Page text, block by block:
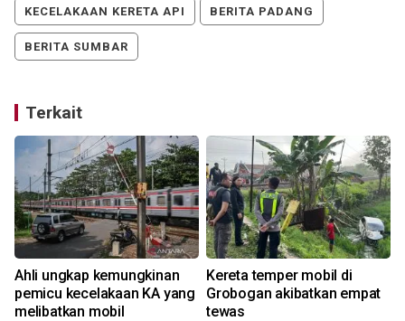
KECELAKAAN KERETA API BERITA PADANG
BERITA SUMBAR
Terkait
Ahli ungkap kemungkinan
pemicu kecelakaan KA yang
melibatkan mobil
Kereta temper mobil di
Grobogan akibatkan empat
tewas